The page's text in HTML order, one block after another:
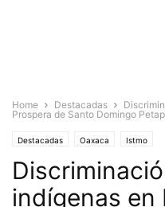
Home Destacadas
Prospera de Santo Domingo
Destacadas Oaxaca Istmo
indígenas en